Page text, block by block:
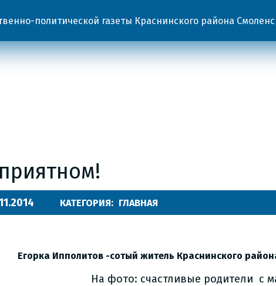
политической газеты Краснинского района
КАТЕГОРИЯ: ГЛАВНАЯ
Егорка Ипполитов -сотый житель Краснинского
На фото: счастливые родители с